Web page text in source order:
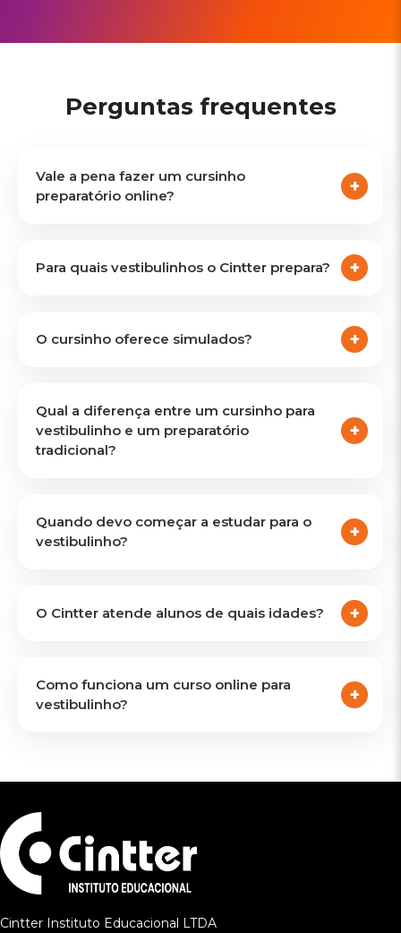
Perguntas frequentes
Vale a pena fazer um cursinho
preparatório online?
Para quais vestibulinhos o Cintter prepara?
O cursinho oferece simulados?
Qual a diferença entre um cursinho para
vestibulinho e um preparatório
tradicional?
Quando devo começar a estudar para o
vestibulinho?
O Cintter atende alunos de quais idades?
Como funciona um curso online para
vestibulinho?
Cintter Instituto Educacional LTDA